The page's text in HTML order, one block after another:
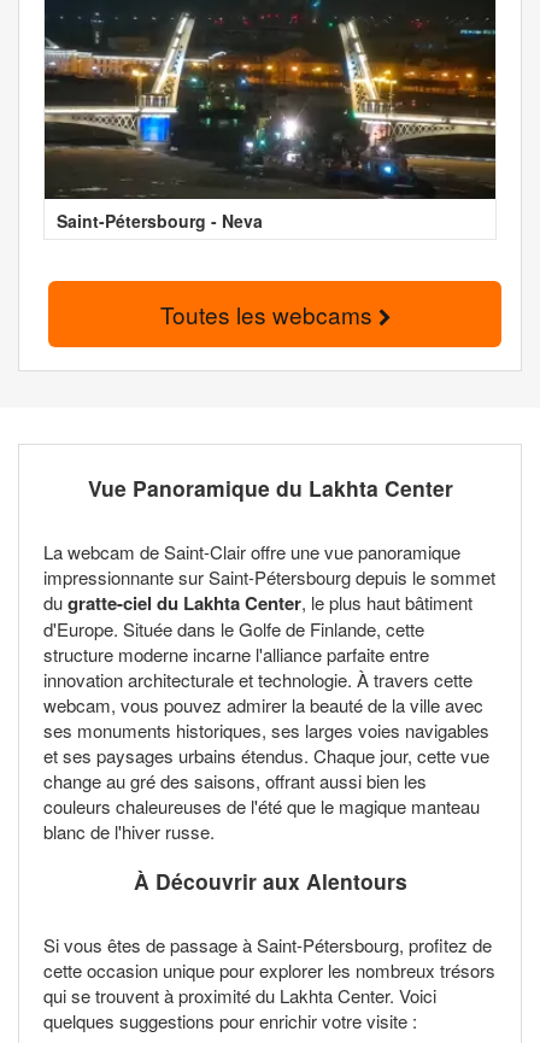
Saint-Pétersbourg - Neva
Toutes les webcams
Vue Panoramique du Lakhta Center
La webcam de Saint-Clair offre une vue panoramique
impressionnante sur Saint-Pétersbourg depuis le sommet
dugratte-ciel du Lakhta Center, le plus haut bâtiment
d'Europe. Située dans le Golfe de Finlande, cette
structure moderne incarne l'alliance parfaite entre
innovation architecturale et technologie. À travers cette
webcam, vous pouvez admirer la beauté de la ville avec
ses monuments historiques, ses larges voies navigables
et ses paysages urbains étendus. Chaque jour, cette vue
change au gré des saisons, offrant aussi bien les
couleurs chaleureuses de l'été que le magique manteau
blanc de l'hiver russe.
À Découvrir aux Alentours
Si vous êtes de passage à Saint-Pétersbourg, profitez de
cette occasion unique pour explorer les nombreux trésors
qui se trouvent à proximité du Lakhta Center. Voici
quelques suggestions pour enrichir votre visite :